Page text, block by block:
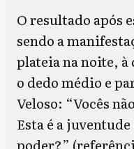
O resultado após
sendo a
plateia na noite,
o dedo médio e
Veloso: “Vocês
Esta é a
poder?”